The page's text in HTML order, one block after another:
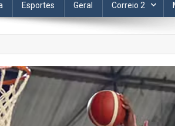
Esportes Geral Correio 2